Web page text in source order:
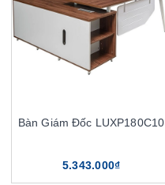
Bàn Giám Đốc LUXP180C10
5.343.000₫